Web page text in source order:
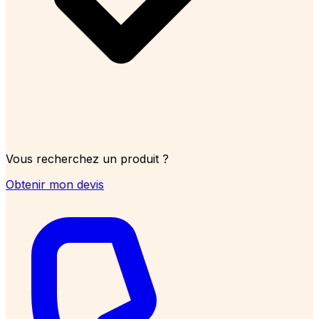
Vous recherchez un produit ?
Obtenir mon devis